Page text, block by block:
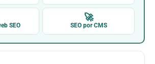
SEO
🚀
SEO por CMS